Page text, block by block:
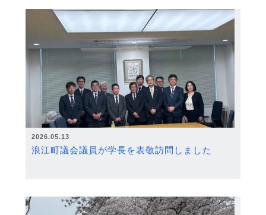
2026.05.13
浪江町議会議員が学長を表敬訪問しました